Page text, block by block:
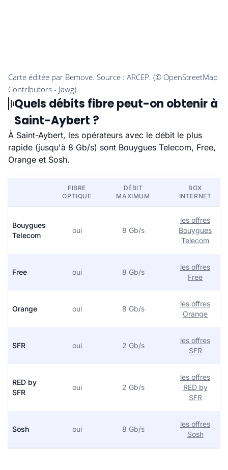
Quels débits fibre peut-on obtenir à
Saint-Aybert ?
À Saint-Aybert, les opérateurs avec le débit le plus
rapide (jusqu'à 8 Gb/s) sont Bouygues Telecom, Free,
Orange et Sosh.
FIBRE
OPTIQUE
DÉBIT
MAXIMUM
BOX
INTERNET
Bouygues
Telecom
oui 8 Gb/s
les offres
Bouygues
Telecom
Free oui 8 Gb/s
les offres
Free
Orange oui 8 Gb/s
les offres
Orange
SFR oui 2 Gb/s
les offres
SFR
RED by
SFR
oui 2 Gb/s
les offres
RED by
SFR
Sosh oui 8 Gb/s
les offres
Sosh